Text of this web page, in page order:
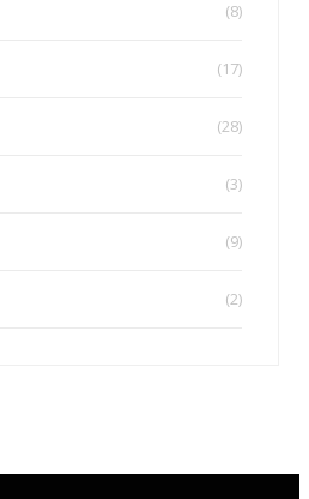
(8)
(17)
(28)
(3)
(9)
(2)